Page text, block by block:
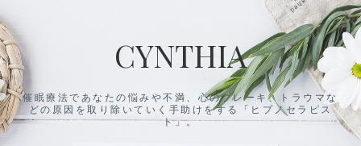
ン
テ
ン
ツ
に
ス
キ
CYNTHIA
催眠療法であなたの悩みや不満、心のブレーキ、トラウマな
どの原因を取り除いていく手助けをする「ヒプノセラピス
ト」。